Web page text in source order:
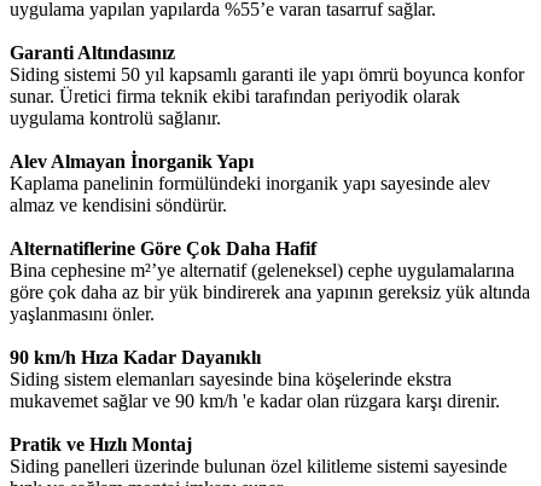
uygulama yapılan yapılarda %55’e varan tasarruf sağlar.
Garanti Altındasınız
Siding sistemi 50 yıl kapsamlı garanti ile yapı ömrü boyunca konfor
sunar. Üretici firma teknik ekibi tarafından periyodik olarak
uygulama kontrolü sağlanır.
Alev Almayan İnorganik Yapı
Kaplama panelinin formülündeki inorganik yapı sayesinde alev
almaz ve kendisini söndürür.
Alternatiflerine Göre Çok Daha Hafif
Bina cephesine m²’ye alternatif (geleneksel) cephe uygulamalarına
göre çok daha az bir yük bindirerek ana yapının gereksiz yük altında
yaşlanmasını önler.
90 km/h Hıza Kadar Dayanıklı
Siding sistem elemanları sayesinde bina köşelerinde ekstra
mukavemet sağlar ve 90 km/h 'e kadar olan rüzgara karşı direnir.
Pratik ve Hızlı Montaj
Siding panelleri üzerinde bulunan özel kilitleme sistemi sayesinde